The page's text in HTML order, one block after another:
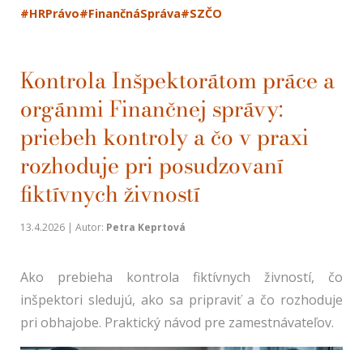
#HRPrávo#FinančnáSpráva#SZČO
Kontrola Inšpektorátom práce a
orgánmi Finančnej správy:
priebeh kontroly a čo v praxi
rozhoduje pri posudzovaní
fiktívnych živností
13.4.2026 | Autor: Petra Keprtová
Ako prebieha kontrola fiktívnych živností, čo
inšpektori sledujú, ako sa pripraviť a čo rozhoduje
pri obhajobe. Praktický návod pre zamestnávateľov.